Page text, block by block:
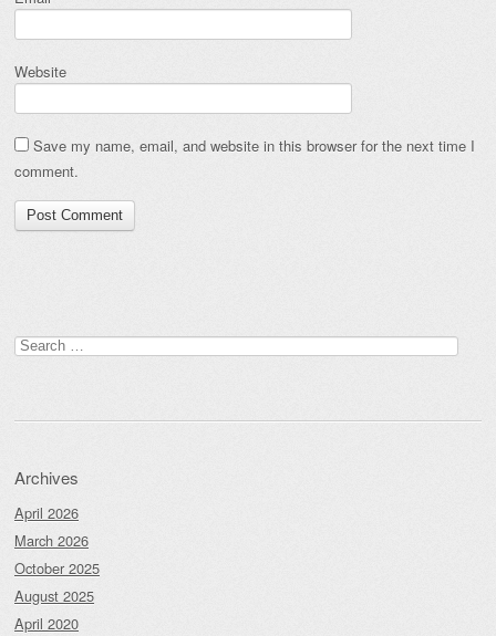
Website
Save my name, email, and website in this browser for the next time I
comment.
Search
for:
Archives
April 2026
March 2026
October 2025
August 2025
April 2020